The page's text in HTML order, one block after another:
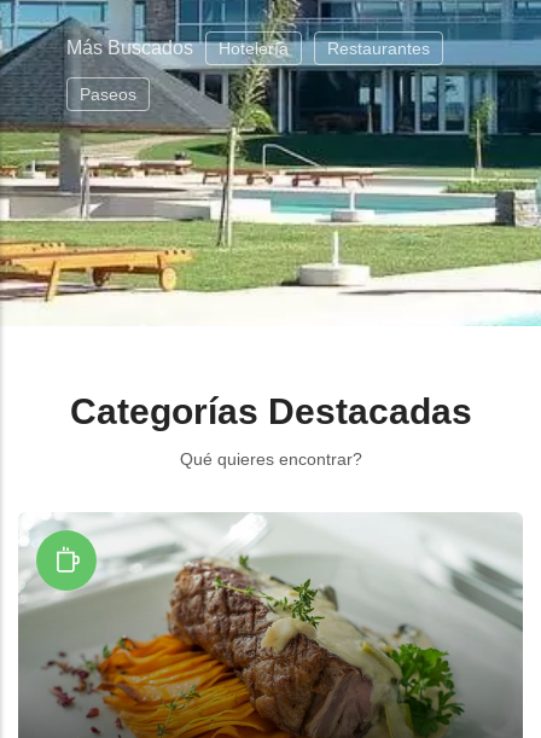
Más Buscados Hotelería Restaurantes
Paseos
Categorías Destacadas
Qué quieres encontrar?